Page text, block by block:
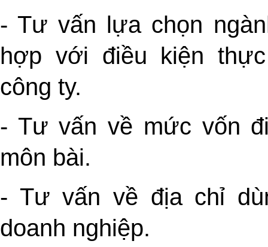
- Tư vấn lựa chọn
hợp với điều kiện
công ty.
- Tư vấn về mức vốn
môn bài.
- Tư vấn về địa chỉ
doanh nghiệp.